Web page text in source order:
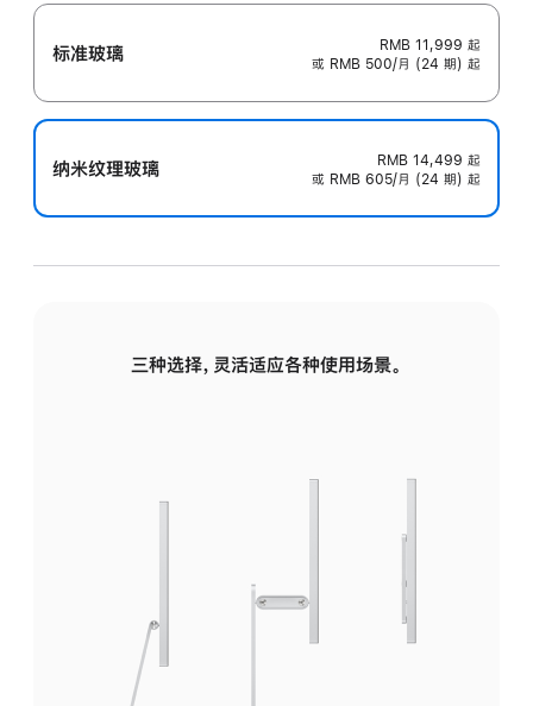
标准玻璃 RMB 11,999 起
或 RMB 500/月 (24 期) 起
纳米纹理玻璃 RMB 14,499 起
或 RMB 605/月 (24 期) 起
三种选择，灵活适应各种使用场景。